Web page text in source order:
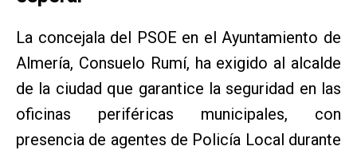
La concejala del PSOE en el Ayuntamiento de
Almería, Consuelo Rumí, ha exigido al alcalde
de la ciudad que garantice la seguridad en las
oficinas periféricas municipales, con
presencia de agentes de Policía Local durante